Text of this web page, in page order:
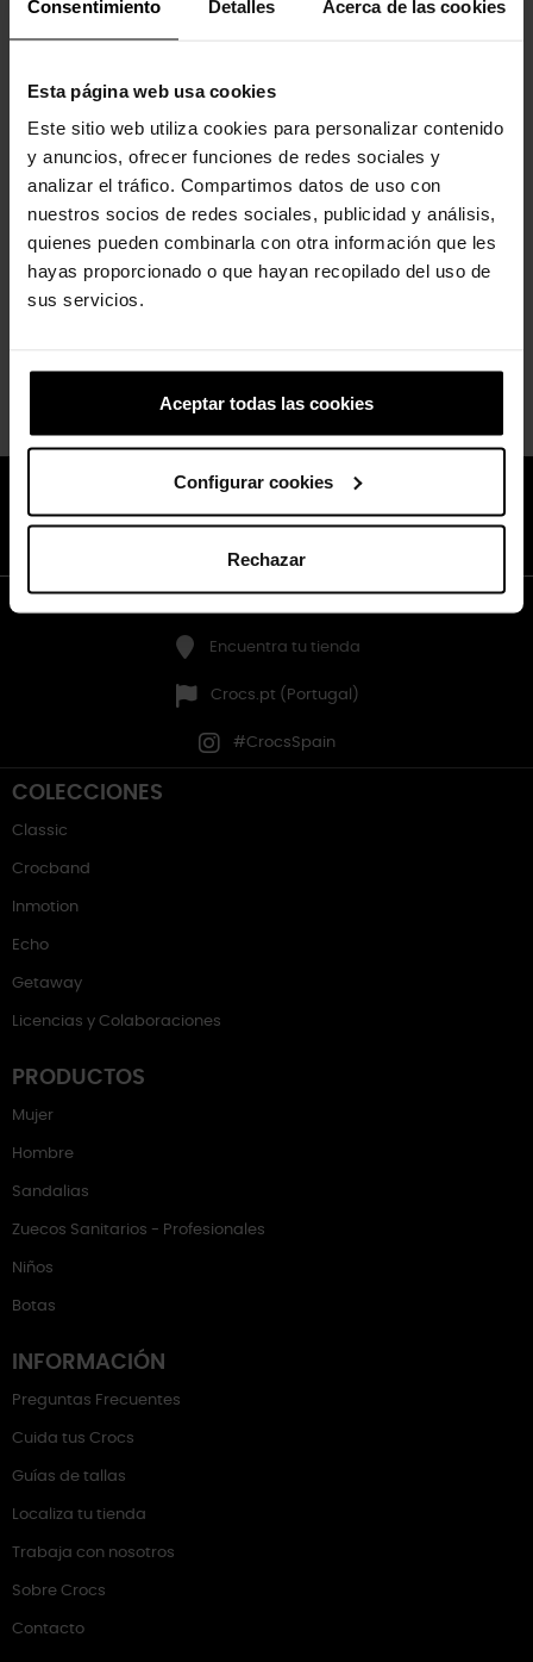
Consentimiento Detalles Acerca de las cookies
Esta página web usa cookies
Este sitio web utiliza cookies para personalizar contenido
y anuncios, ofrecer funciones de redes sociales y
analizar el tráfico. Compartimos datos de uso con
nuestros socios de redes sociales, publicidad y análisis,
quienes pueden combinarla con otra información que les
hayas proporcionado o que hayan recopilado del uso de
sus servicios.
Aceptar todas las cookies
Configurar cookies
Rechazar
Zuecos Red Bull Racing Classic Runner Clog U
Mostrando 1-2 del 2 de artículo(s)
Únete al Club de Crocs™ y disfruta de un 10% descuento en tu
Suscríbete Ya!
Encuentra tu tienda
Crocs.pt (Portugal)
#CrocsSpain
COLECCIONES
Classic
Crocband
Inmotion
Echo
Getaway
Licencias y Colaboraciones
PRODUCTOS
Mujer
Hombre
Sandalias
Zuecos Sanitarios - Profesionales
Niños
Botas
INFORMACIÓN
Preguntas Frecuentes
Cuida tus Crocs
Guías de tallas
Localiza tu tienda
Trabaja con nosotros
Sobre Crocs
Contacto